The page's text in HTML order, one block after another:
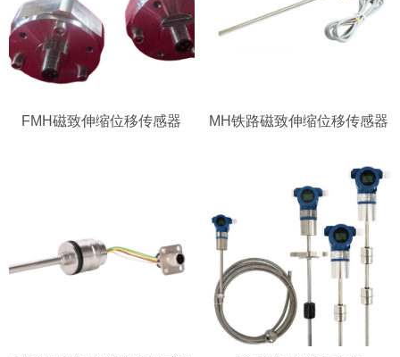
FMH磁致伸缩位移传感器 MH铁路磁致伸缩位移传感器